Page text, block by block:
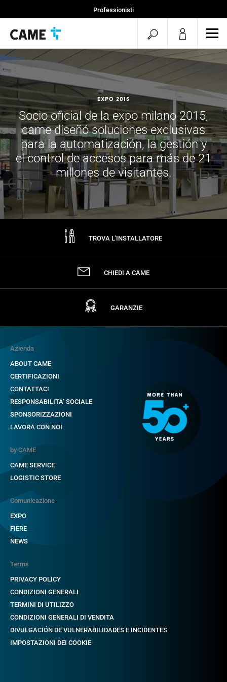
Professionisti
Expo 2015
Socio oficial de la expo milano 2015,
came diseñó soluciones exclusivas
para la automatización, la gestión y
el control de accesos para más de 21
millones de visitantes.
TROVA L'INSTALLATORE
CHIEDI A CAME
GARANZIE
Azienda
ABOUT CAME
CERTIFICAZIONI
CONTATTACI
RESPONSABILITA’ SOCIALE
SPONSORIZZAZIONI
LAVORA CON NOI
by CAME
CAME SERVICE
LOGISTIC STORE
Comunicazione
EXPO
FIERE
NEWS
Terms
PRIVACY POLICY
CONDIZIONI GENERALI
TERMINI DI UTILIZZO
CONDIZIONI GENERALI DI VENDITA
DIVULGACIÓN DE VULNERABILIDADES E INCIDENTES
IMPOSTAZIONI DEI COOKIE